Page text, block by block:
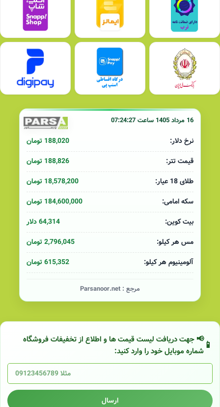
16 مرداد 1405 ساعت 07:24:27
نرخ دلار:
188,020 تومان
قیمت تتر:
188,826 تومان
طلای 18 عیار:
18,578,200 تومان
سکه امامی:
184,600,000 تومان
بیت کوین:
64,314 دلار
مس هر کیلو:
2,796,045 تومان
آلومینیوم هر کیلو:
615,352 تومان
مرجع : Parsanoor.net
📢 جهت دریافت لیست قیمت ها و اطلاع از تخفیفات فروشگاه
شماره موبایل خود را وارد کنید:
ارسال